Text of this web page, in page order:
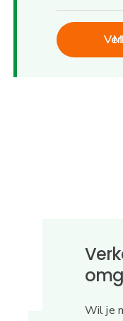
Meld
Wil je